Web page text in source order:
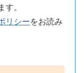
す。
リシーをお読み